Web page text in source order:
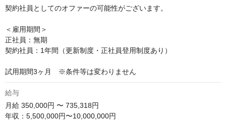
契約社員としてのオファーの可能性がございます。
＜雇用期間＞
正社員：無期
契約社員：1年間（更新制度・正社員登用制度あり）
試用期間3ヶ月　※条件等は変わりません
給与
月給 350,000円 〜 735,318円
年収：5,500,000円〜10,000,000円